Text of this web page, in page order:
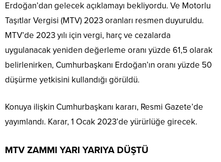
Erdoğan’dan gelecek açıklamayı bekliyordu. Ve Motorlu
Taşıtlar Vergisi (MTV) 2023 oranları resmen duyuruldu.
MTV’de 2023 yılı için vergi, harç ve cezalarda
uygulanacak yeniden değerleme oranı yüzde 61,5 olarak
belirlenirken, Cumhurbaşkanı Erdoğan’ın oranı yüzde 50
düşürme yetkisini kullandığı görüldü.
Konuya ilişkin Cumhurbaşkanı kararı, Resmi Gazete’de
yayımlandı. Karar, 1 Ocak 2023’de yürürlüğe girecek.
MTV ZAMMI YARI YARIYA DÜŞTÜ